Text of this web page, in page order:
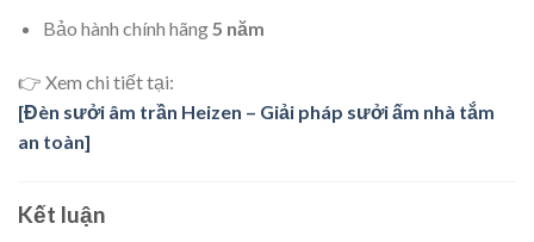
Bảo hành chính hãng 5 năm
👉 Xem chi tiết tại:
[Đèn sưởi âm trần Heizen – Giải pháp sưởi ấm nhà tắm
an toàn]
Kết luận